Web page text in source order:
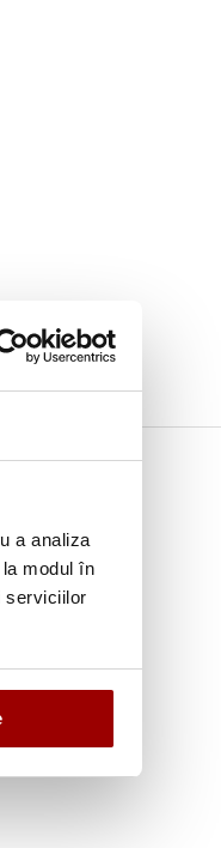
a analiza
modul în
serviciilor